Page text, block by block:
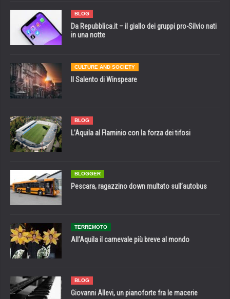
BLOG
Da Repubblica.it – il giallo dei gruppi pro-Silvio nati
in una notte
CULTURE AND SOCIETY
Il Salento di Winspeare
BLOG
L’Aquila al Flaminio con la forza dei tifosi
BLOGGER
Pescara, ragazzino down multato sull’autobus
TERREMOTO
All’Aquila il carnevale più breve al mondo
BLOG
Giovanni Allevi, un pianoforte fra le macerie